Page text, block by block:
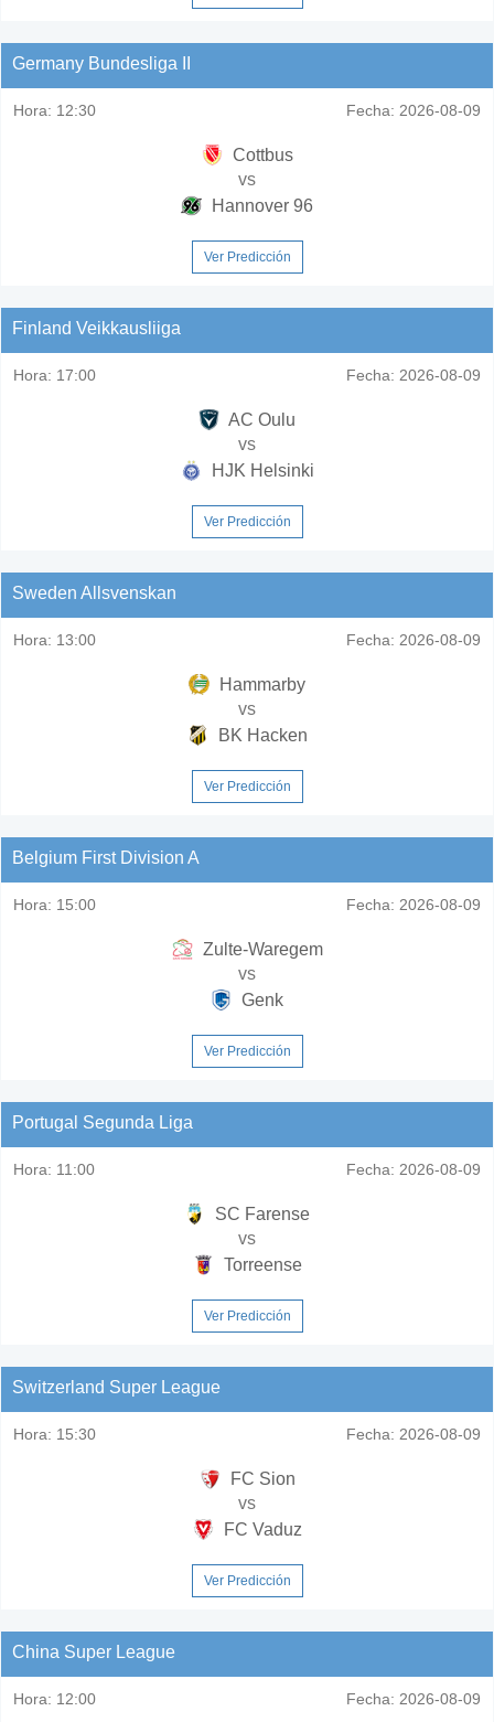
Germany Bundesliga II
Hora: 12:30 Fecha: 2026-08-09
Cottbus
vs
Hannover 96
Ver Predicción
Finland Veikkausliiga
Hora: 17:00 Fecha: 2026-08-09
AC Oulu
vs
HJK Helsinki
Ver Predicción
Sweden Allsvenskan
Hora: 13:00 Fecha: 2026-08-09
Hammarby
vs
BK Hacken
Ver Predicción
Belgium First Division A
Hora: 15:00 Fecha: 2026-08-09
Zulte-Waregem
vs
Genk
Ver Predicción
Portugal Segunda Liga
Hora: 11:00 Fecha: 2026-08-09
SC Farense
vs
Torreense
Ver Predicción
Switzerland Super League
Hora: 15:30 Fecha: 2026-08-09
FC Sion
vs
FC Vaduz
Ver Predicción
China Super League
Hora: 12:00 Fecha: 2026-08-09